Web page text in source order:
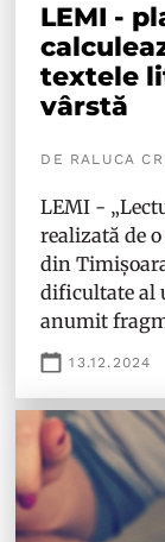
LEMI -
textele
vârstă
DE RALUCA
LEMI -
realizată de
din
dificultate al
anumit
13.12.2024